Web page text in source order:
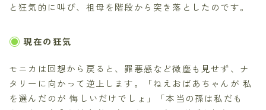
と狂気的に叫び、祖母を階段から突き落としたのです。
現在の狂気
モニカは回想から戻ると、罪悪感など微塵も見せず、ナ
タリーに向かって逆上します。「ねえおばあちゃんが 私
を選んだのが 悔しいだけでしょ」「本当の孫は私だも